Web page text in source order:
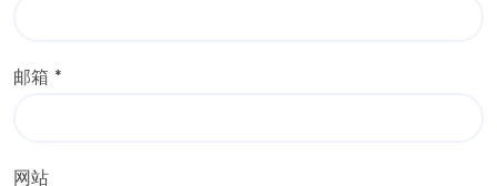
邮箱 *
网站